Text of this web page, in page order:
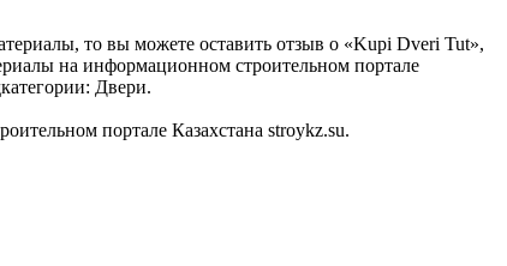
то вы можете оставить отзыв о «Kupi Dveri Tut»,
на информационном строительном портале
Двери.
портале Казахстана stroykz.su.